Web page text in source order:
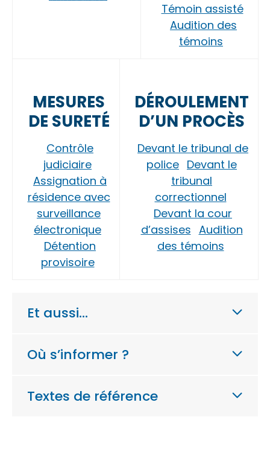
Témoin assisté
Audition des
témoins
MESURES
DE SURETÉ
Contrôle
judiciaire
Assignation à
résidence avec
surveillance
électronique
Détention
provisoire
DÉROULEMENT
D’UN PROCÈS
Devant le tribunal de
police Devant le
tribunal
correctionnel
Devant la cour
d’assises Audition
des témoins
Et aussi…
Où s’informer ?
Textes de référence